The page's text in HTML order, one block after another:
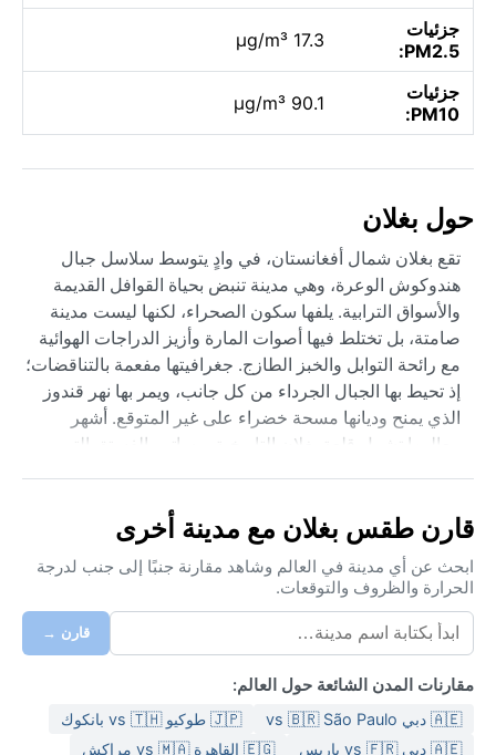
جزئيات
PM2.5:
17.3 µg/m³
جزئيات
PM10:
90.1 µg/m³
حول بغلان
تقع بغلان شمال أفغانستان، في وادٍ يتوسط سلاسل جبال
هندوكوش الوعرة، وهي مدينة تنبض بحياة القوافل القديمة
والأسواق الترابية. يلفها سكون الصحراء، لكنها ليست مدينة
صامتة، بل تختلط فيها أصوات المارة وأزيز الدراجات الهوائية
مع رائحة التوابل والخبز الطازج. جغرافيتها مفعمة بالتناقضات؛
إذ تحيط بها الجبال الجرداء من كل جانب، ويمر بها نهر قندوز
الذي يمنح وديانها مسحة خضراء على غير المتوقع. أشهر
معالمها تشمل قلعة بغلان التاريخية وبساتين الفستق التي
صيفاً حارقاً وطويلاً تصل فيه الحرارة إلى 40°م خلال تموز، مع
هواء جاف ونادر الرطوبة. الشتاء قارس، حيث تنخفض الحرارة
إلى ما دون الصفر، وتتساقط الثلوج أحياناً على المرتفعات
المحيطة، لكنها لا تلبث أن تذوب سريعاً في وضح النهار. معدل
وأواخر الخريف، فيما تبقى السماء صافية معظم أيام السنة.
لهذا، تكفي الملابس القطنية والخفيفة للزيارة في الصيف، فيما
يحتاج المسافر في الشتاء إلى طبقات ثقيلة وجاكيت مقاوم
قارن طقس بغلان مع مدينة أخرى
ابحث عن أي مدينة في العالم وشاهد مقارنة جنبًا إلى جنب لدرجة
الحرارة والظروف والتوقعات.
قارن →
مقارنات المدن الشائعة حول العالم:
🇦🇪 دبي vs 🇧🇷 São Paulo
🇯🇵 طوكيو vs 🇹🇭 بانكوك
🇦🇪 دبي vs 🇫🇷 باريس
🇪🇬 القاهرة vs 🇲🇦 مراكش